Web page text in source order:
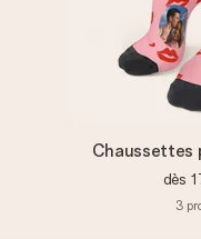
Chaussettes
dès
3